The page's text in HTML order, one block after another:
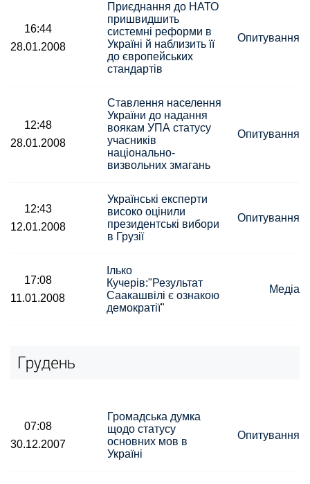
16:44
28.01.2008
Приєднання до НАТО
пришвидшить
системні реформи в
Україні й наблизить її
до європейських
стандартів
Опитування
12:48
28.01.2008
Ставлення населення
України до надання
воякам УПА статусу
учасників
національно-
визвольних змагань
Опитування
12:43
12.01.2008
Українські експерти
високо оцінили
президентські вибори
в Грузії
Опитування
17:08
11.01.2008
Ілько
Кучерів:"Результат
Саакашвілі є ознакою
демократії"
Медіа
Грудень
07:08
30.12.2007
Громадська думка
щодо статусу
основних мов в
Українi
Опитування